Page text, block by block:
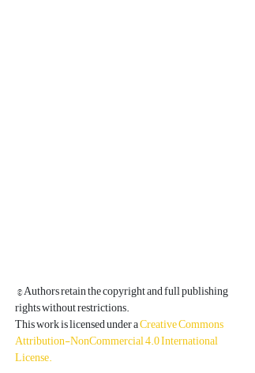
© Authors retain the copyright and full publishing
rights without restrictions.
This work is licensed under aCreative Commons
Attribution-NonCommercial 4.0 International
License.